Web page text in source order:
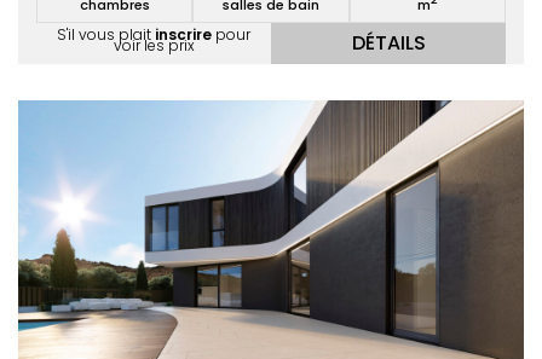
chambres salles de bain m
S'il vous plait inscrire pour
voir les prix DÉTAILS